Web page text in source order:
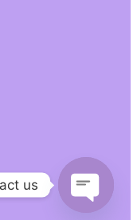
us